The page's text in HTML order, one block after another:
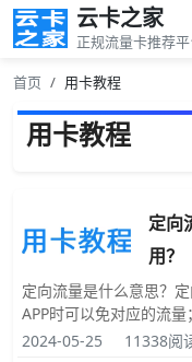
云卡之家
正规流量卡推荐
首页 用卡教程
用卡教程
定向
用？
定向流量是什么意思？
APP时可以免对应的流
流量卡很少有定向流量
2024-05-25 11338阅